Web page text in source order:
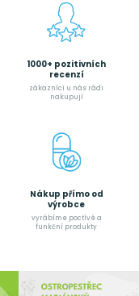
1000+ pozitivních
recenzí
zákazníci u nás rádi
nakupují
Nákup přímo od
výrobce
vyrábíme poctívé a
funkční produkty